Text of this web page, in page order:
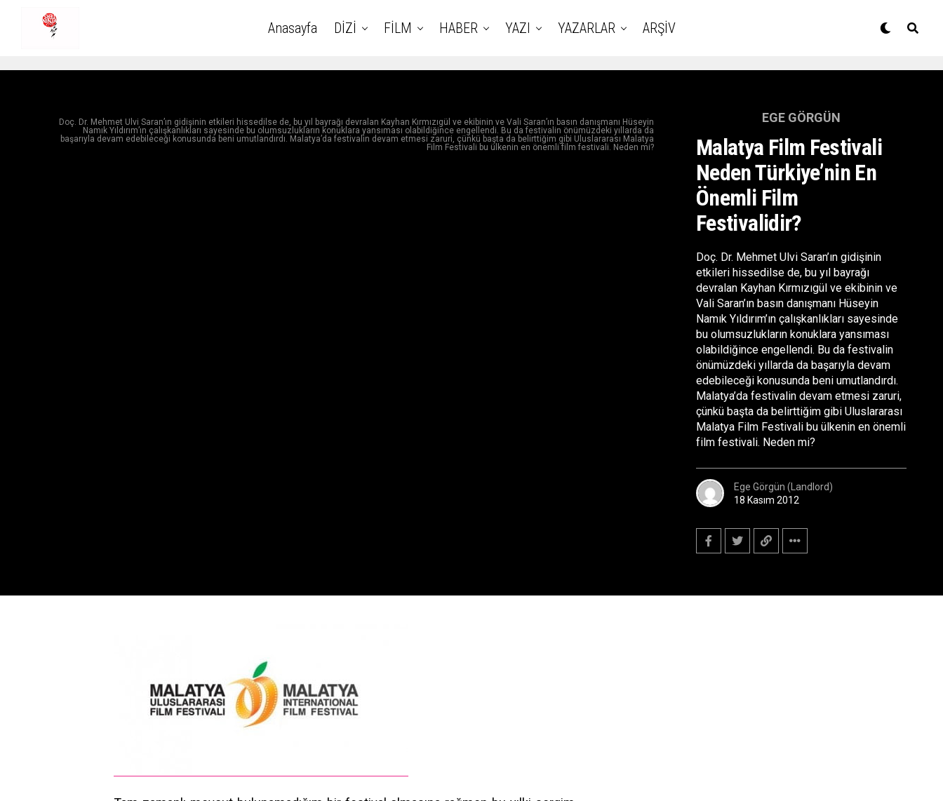
Anasayfa DİZİ FİLM HABER YAZI YAZARLAR ARŞİV
Doç. Dr. Mehmet Ulvi Saran’ın gidişinin etkileri hissedilse de, bu yıl bayrağı devralan Kayhan Kırmızıgül ve ekibinin ve Vali Saran’ın basın danışmanı Hüseyin
Namık Yıldırım’ın çalışkanlıkları sayesinde bu olumsuzlukların konuklara yansıması olabildiğince engellendi. Bu da festivalin önümüzdeki yıllarda da
başarıyla devam edebileceği konusunda beni umutlandırdı. Malatya’da festivalin devam etmesi zaruri, çünkü başta da belirttiğim gibi Uluslararası Malatya
Film Festivali bu ülkenin en önemli film festivali. Neden mi?
EGE GÖRGÜN
Malatya Film Festivali
Neden Türkiye’nin En
Önemli Film
Festivalidir?
Doç. Dr. Mehmet Ulvi Saran’ın gidişinin
etkileri hissedilse de, bu yıl bayrağı
devralan Kayhan Kırmızıgül ve ekibinin ve
Vali Saran’ın basın danışmanı Hüseyin
Namık Yıldırım’ın çalışkanlıkları sayesinde
bu olumsuzlukların konuklara yansıması
olabildiğince engellendi. Bu da festivalin
önümüzdeki yıllarda da başarıyla devam
edebileceği konusunda beni umutlandırdı.
Malatya’da festivalin devam etmesi zaruri,
çünkü başta da belirttiğim gibi Uluslararası
Malatya Film Festivali bu ülkenin en önemli
film festivali. Neden mi?
Ege Görgün (Landlord)
18 Kasım 2012